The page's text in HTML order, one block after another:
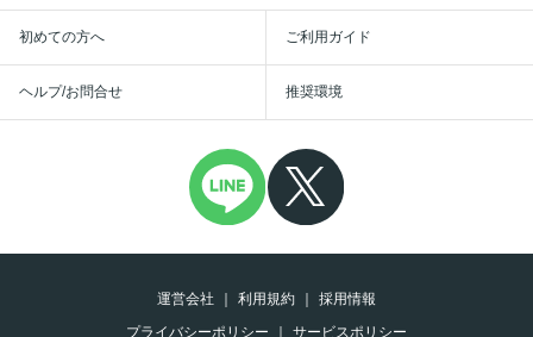
初めての方へ ご利用ガイド
ヘルプ/お問合せ 推奨環境
運営会社 利用規約
採用情報
プライバシーポリシー
サービスポリシー